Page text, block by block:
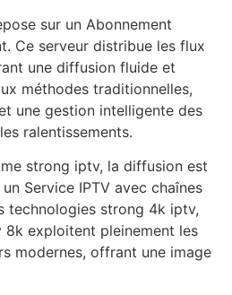
sur un Abonnement
Ce serveur distribue les flux
une diffusion fluide et
méthodes traditionnelles,
une gestion intelligente des
ralentissements.
strong iptv, la diffusion est
Service IPTV avec chaînes
technologies strong 4k iptv,
exploitent pleinement les
modernes, offrant une image